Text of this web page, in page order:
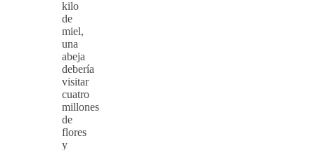
kilo
de
miel,
una
abeja
debería
visitar
cuatro
millones
de
flores
y